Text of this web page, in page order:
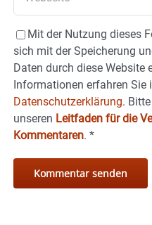
Mit der Nutzung dieses
sich mit der Speicherung
Daten durch diese Website
Informationen erfahren Sie
Datenschutzerklärung.
unseren Leitfaden für die
Kommentaren. *